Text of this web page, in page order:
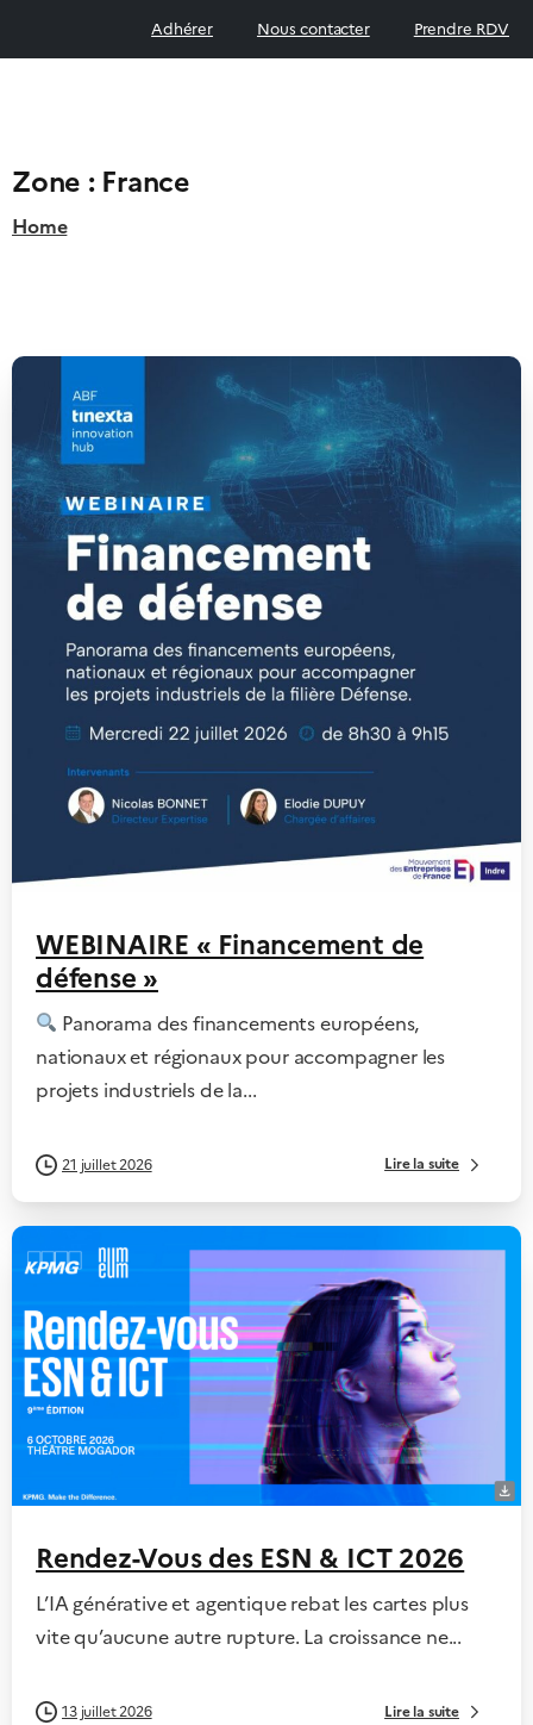
Adhérer Nous contacter Prendre RDV
Zone : France
Home
WEBINAIRE « Financement de
défense »
Panorama des financements européens,
nationaux et régionaux pour accompagner les
projets industriels de la...
21 juillet 2026 Lire la suite
Rendez-Vous des ESN & ICT 2026
L’IA générative et agentique rebat les cartes plus
vite qu’aucune autre rupture. La croissance ne...
13 juillet 2026 Lire la suite